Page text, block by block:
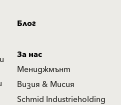
Блог
За нас
Мениджмънт
Визия & Мисия
Schmid Industrieholding